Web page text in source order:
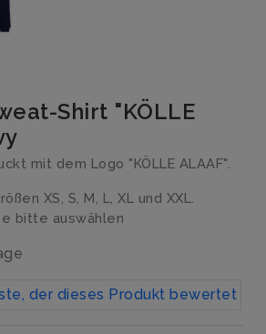
Shirt "KÖLLE
mit dem Logo "KÖLLE ALAAF".
XS, S, M, L, XL und XXL.
bitte auswählen
der dieses Produkt bewertet